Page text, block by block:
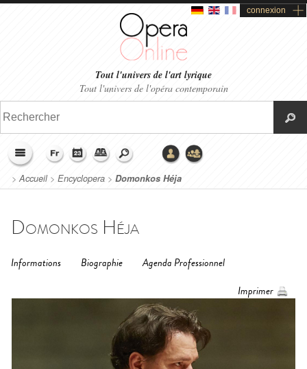
connexion
Tout l'univers de l'art lyrique
Tout l'univers de l'opéra contemporain
>Accueil> Encyclopera > Domonkos Héja
Domonkos Héja
Informations Biographie
Agenda Professionnel
Imprimer